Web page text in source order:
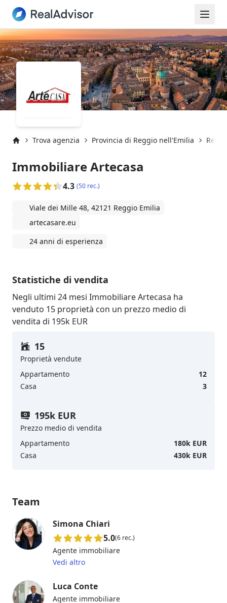
Trova agenzia Provincia di Reggio nell'Emilia
Immobiliare Artecasa
4.3 (50 rec.)
Viale dei Mille 48, 42121 Reggio Emilia
artecasare.eu
24 anni di esperienza
Statistiche di vendita
Negli ultimi 24 mesi Immobiliare Artecasa ha
venduto 15 proprietà con un prezzo medio di
vendita di 195k EUR
15
Proprietà vendute
Appartamento
12
Casa
3
195k EUR
Prezzo medio di vendita
Appartamento
180k EUR
Casa
430k EUR
Team
Simona Chiari
5.0(6 rec.)
Agente immobiliare
Vedi altro
Luca Conte
Agente immobiliare